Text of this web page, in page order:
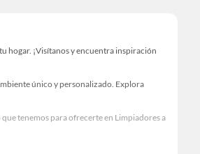
hogar. ¡Visítanos y encuentra inspiración
único y personalizado. Explora
tenemos para ofrecerte en Limpiadores a